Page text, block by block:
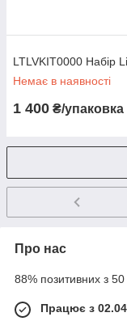
LTLVKIT0000 Набір
Немає в наявності
1 400 ₴/упаковка
Про нас
88% позитивних з 50
Працює з